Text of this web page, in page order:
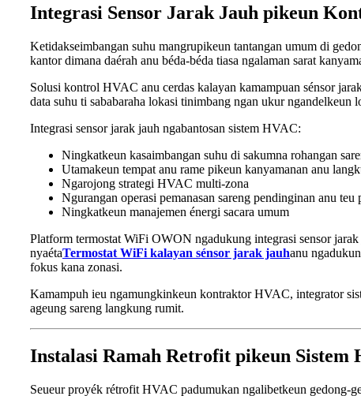
Integrasi Sensor Jarak Jauh pikeun
Ketidakseimbangan suhu mangrupikeun tantangan umum di
kantor dimana daérah anu béda-béda tiasa ngalaman sarat
Solusi kontrol HVAC anu cerdas kalayan kamampuan sénsor
data suhu ti sababaraha lokasi tinimbang ngan ukur ngandelkeun
Integrasi sensor jarak jauh ngabantosan sistem HVAC:
Ningkatkeun kasaimbangan suhu di sakumna rohangan
Utamakeun tempat anu rame pikeun kanyamanan anu
Ngarojong strategi HVAC multi-zona
Ngurangan operasi pemanasan sareng pendinginan anu teu
Ningkatkeun manajemen énergi sacara umum
Platform termostat WiFi OWON ngadukung integrasi sensor
nyaétaTermostat WiFi kalayan sénsor jarak jauhanu
fokus kana zonasi.
Kamampuh ieu ngamungkinkeun kontraktor HVAC, integrator
ageung sareng langkung rumit.
Instalasi Ramah Retrofit pikeun Sistem
Seueur proyék rétrofit HVAC padumukan ngalibetkeun gedong-